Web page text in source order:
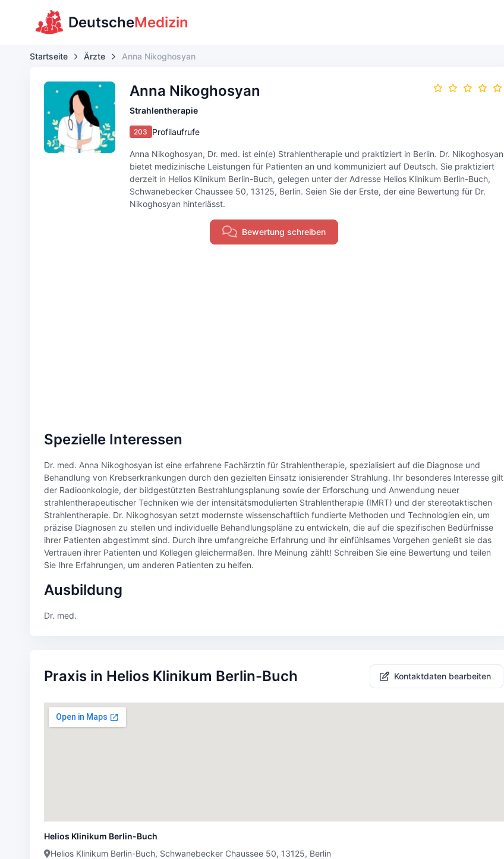
DeutscheMedizin
Startseite Ärzte Anna Nikoghosyan
Anna Nikoghosyan
Strahlentherapie
203 Profilaufrufe
Anna Nikoghosyan, Dr. med. ist ein(e) Strahlentherapie und praktiziert in Berlin. Dr. Nikoghosyan
bietet medizinische Leistungen für Patienten an und kommuniziert auf Deutsch. Sie praktiziert
derzeit in Helios Klinikum Berlin-Buch, gelegen unter der Adresse Helios Klinikum Berlin-Buch,
Schwanebecker Chaussee 50, 13125, Berlin. Seien Sie der Erste, der eine Bewertung für Dr.
Nikoghosyan hinterlässt.
Bewertung schreiben
Spezielle Interessen
Dr. med. Anna Nikoghosyan ist eine erfahrene Fachärztin für Strahlentherapie, spezialisiert auf die Diagnose und
Behandlung von Krebserkrankungen durch den gezielten Einsatz ionisierender Strahlung. Ihr besonderes Interesse gilt
der Radioonkologie, der bildgestützten Bestrahlungsplanung sowie der Erforschung und Anwendung neuer
strahlentherapeutischer Techniken wie der intensitätsmodulierten Strahlentherapie (IMRT) und der stereotaktischen
Strahlentherapie. Dr. Nikoghosyan setzt modernste wissenschaftlich fundierte Methoden und Technologien ein, um
präzise Diagnosen zu stellen und individuelle Behandlungspläne zu entwickeln, die auf die spezifischen Bedürfnisse
ihrer Patienten abgestimmt sind. Durch ihre umfangreiche Erfahrung und ihr einfühlsames Vorgehen genießt sie das
Vertrauen ihrer Patienten und Kollegen gleichermaßen. Ihre Meinung zählt! Schreiben Sie eine Bewertung und teilen
Sie Ihre Erfahrungen, um anderen Patienten zu helfen.
Ausbildung
Dr. med.
Praxis in Helios Klinikum Berlin-Buch Kontaktdaten bearbeiten
Helios Klinikum Berlin-Buch
Helios Klinikum Berlin-Buch, Schwanebecker Chaussee 50, 13125, Berlin